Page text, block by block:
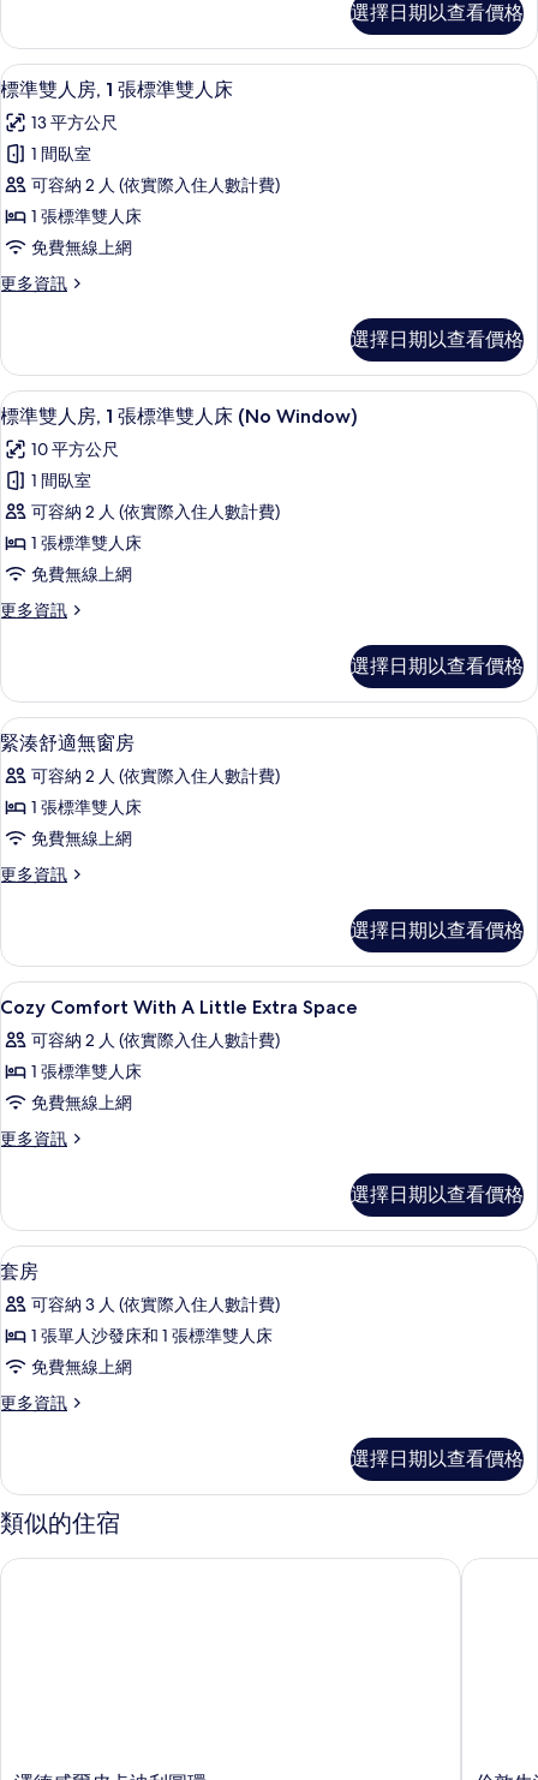
的
詳
情
選擇日期以查看價格
顯
示
標
準
雙
人
1
標
準
雙
人
床
的
所
有
相
標準雙人房, 1 張標準雙人床 | 隔音、
27
標準雙人房, 1 張標準雙人床
13 平方公尺
1 間臥室
可容納 2 人 (依實際入住人數計費)
1 張標準雙人床
免費無線上網
更多資訊
更
雙
人
房,
張
標
準
雙
人
床
的
詳
選擇日期以查看價格
顯
示
標
準
雙
人
1
標
準
雙
人
床
(No
Window)
有
相
片
14
標準雙人房, 1 張標準雙人床 (No Window)
10 平方公尺
1 間臥室
可容納 2 人 (依實際入住人數計費)
1 張標準雙人床
免費無線上網
更多資訊
更
雙
人
房,
張
標
雙
人
床
的
情
選擇日期以查看價格
顯
示
緊
湊
適
窗
房
的
所
有
相
片
28
緊湊舒適無窗房
可容納 2 人 (依實際入住人數計費)
1 張標準雙人床
免費無線上網
更多資訊
更
舒
適
無
房
的
情
選擇日期以查看價格
顯
示
Cozy
Comfort
With
A
Space 的
所
有
相
片
39
Cozy Comfort With A Little Extra Space
可容納 2 人 (依實際入住人數計費)
1 張標準雙人床
免費無線上網
更多資訊
更
With
A
Little
Space 的
詳
選擇日期以查看價格
顯
示
套
房
所
相
片
11
套房
可容納 3 人 (依實際入住人數計費)
1 張單人沙發床和 1 張標準雙人床
免費無線上網
更多資訊
更
的
詳
情
選擇日期以查看價格
類似的住宿
澤德威爾皮卡迪利圓環 倫敦牛